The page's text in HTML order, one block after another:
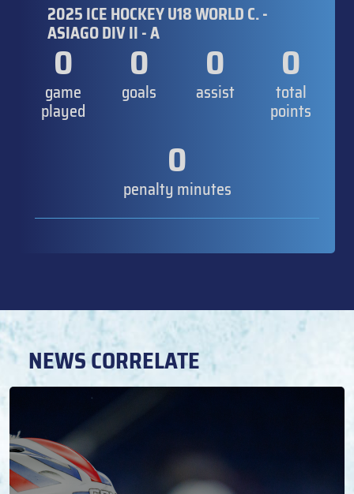
2025 ICE HOCKEY U18 WORLD C. -
ASIAGO DIV II - A
0
game
played
0
goals
0
assist
0
total
points
0
penalty minutes
NEWS CORRELATE